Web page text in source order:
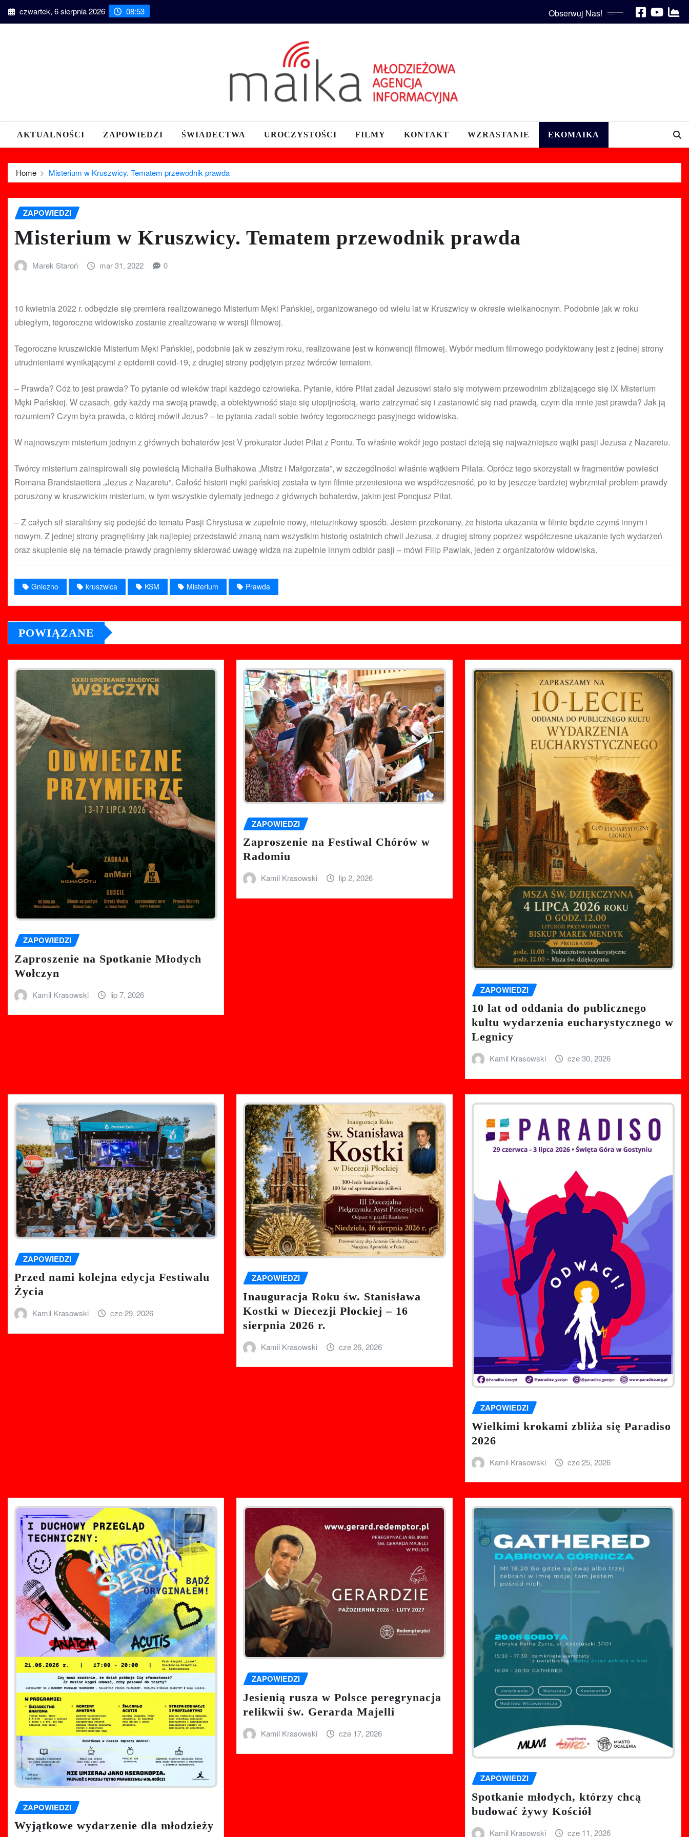
Skip czwartek, 6 sierpnia 2026 08:53 Obserwuj Nas!
AKTUALNOŚCI ZAPOWIEDZI ŚWIADECTWA UROCZYSTOŚCI FILMY KONTAKT WZRASTANIE EKOMAIKA
Home Misterium w Kruszwicy. Tematem przewodnik prawda
ZAPOWIEDZI
Misterium w Kruszwicy. Tematem przewodnik prawda
Marek Staroń mar 31, 2022 0
10 kwietnia 2022 r. odbędzie się premiera realizowanego Misterium Męki Pańskiej, organizowanego od wielu lat w Kruszwicy w okresie wielkanocnym. Podobnie jak w roku
ubiegłym, tegoroczne widowisko zostanie zrealizowane w wersji filmowej.
Tegoroczne kruszwickie Misterium Męki Pańskiej, podobnie jak w zeszłym roku, realizowane jest w konwencji filmowej. Wybór medium filmowego podyktowany jest z jednej strony
utrudnieniami wynikającymi z epidemii covid-19, z drugiej strony podjętym przez twórców tematem.
– Prawda? Cóż to jest prawda? To pytanie od wieków trapi każdego człowieka. Pytanie, które Piłat zadał Jezusowi stało się motywem przewodnim zbliżającego się IX Misterium
Męki Pańskiej. W czasach, gdy każdy ma swoją prawdę, a obiektywność staje się utopijnością, warto zatrzymać się i zastanowić się nad prawdą, czym dla mnie jest prawda? Jak ją
rozumiem? Czym była prawda, o której mówił Jezus? – te pytania zadali sobie twórcy tegorocznego pasyjnego widowiska.
W najnowszym misterium jednym z głównych bohaterów jest V prokurator Judei Piłat z Pontu. To właśnie wokół jego postaci dzieją się najważniejsze wątki pasji Jezusa z Nazaretu.
Twórcy misterium zainspirowali się powieścią Michaiła Bułhakowa „Mistrz i Małgorzata”, w szczególności właśnie wątkiem Piłata. Oprócz tego skorzystali w fragmentów powieści
Romana Brandstaettera „Jezus z Nazaretu”. Całość historii męki pańskiej została w tym filmie przeniesiona we współczesność, po to by jeszcze bardziej wybrzmiał problem prawdy
poruszony w kruszwickim misterium, w tym wszystkie dylematy jednego z głównych bohaterów, jakim jest Poncjusz Piłat.
– Z całych sił staraliśmy się podejść do tematu Pasji Chrystusa w zupełnie nowy, nietuzinkowy sposób. Jestem przekonany, że historia ukazania w filmie będzie czymś innym i
nowym. Z jednej strony pragnęliśmy jak najlepiej przedstawić znaną nam wszystkim historię ostatnich chwil Jezusa, z drugiej strony poprzez współczesne ukazanie tych wydarzeń
oraz skupienie się na temacie prawdy pragniemy skierować uwagę widza na zupełnie innym odbiór pasji – mówi Filip Pawlak, jeden z organizatorów widowiska.
Gniezno kruszwica KSM Misterium Prawda
POWIĄZANE
ZAPOWIEDZI
Zaproszenie na Spotkanie Młodych
Wołczyn
Kamil Krasowski lip 7, 2026
ZAPOWIEDZI
Zaproszenie na Festiwal Chórów w
Radomiu
Kamil Krasowski lip 2, 2026
ZAPOWIEDZI
10 lat od oddania do publicznego
kultu wydarzenia eucharystycznego w
Legnicy
Kamil Krasowski cze 30, 2026
ZAPOWIEDZI
Przed nami kolejna edycja Festiwalu
Życia
Kamil Krasowski cze 29, 2026
ZAPOWIEDZI
Inauguracja Roku św. Stanisława
Kostki w Diecezji Płockiej – 16
sierpnia 2026 r.
Kamil Krasowski cze 26, 2026
ZAPOWIEDZI
Wielkimi krokami zbliża się Paradiso
2026
Kamil Krasowski cze 25, 2026
ZAPOWIEDZI
Wyjątkowe wydarzenie dla młodzieży
ZAPOWIEDZI
Jesienią rusza w Polsce peregrynacja
relikwii św. Gerarda Majelli
Kamil Krasowski cze 17, 2026
ZAPOWIEDZI
Spotkanie młodych, którzy chcą
budować żywy Kościół
Kamil Krasowski cze 11, 2026